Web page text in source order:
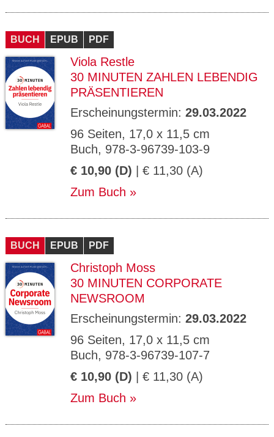
BUCH EPUB PDF
Viola Restle
30 MINUTEN ZAHLEN LEBENDIG
PRÄSENTIEREN
Erscheinungstermin: 29.03.2022
96 Seiten, 17,0 x 11,5 cm
Buch, 978-3-96739-103-9
€ 10,90 (D) | € 11,30 (A)
Zum Buch
BUCH EPUB PDF
Christoph Moss
30 MINUTEN CORPORATE
NEWSROOM
Erscheinungstermin: 29.03.2022
96 Seiten, 17,0 x 11,5 cm
Buch, 978-3-96739-107-7
€ 10,90 (D) | € 11,30 (A)
Zum Buch